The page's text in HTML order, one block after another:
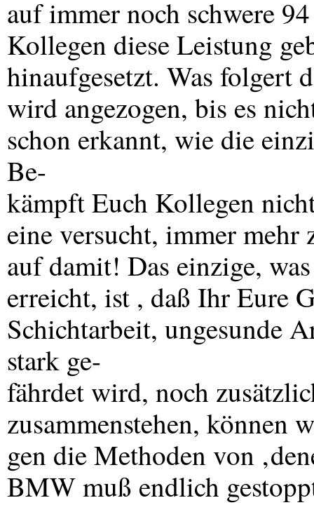
auf immer noch schwere
Kollegen diese Leistung
hinaufgesetzt. Was folgert
wird angezogen, bis es
schon erkannt, wie die
Be-
kämpft Euch Kollegen
eine versucht, immer mehr
auf damit! Das einzige,
erreicht, ist , daß Ihr Eure
Schichtarbeit, ungesunde
stark ge-
fährdet wird, noch
zusammenstehen, können
gen die Methoden von
BMWmuß endlich